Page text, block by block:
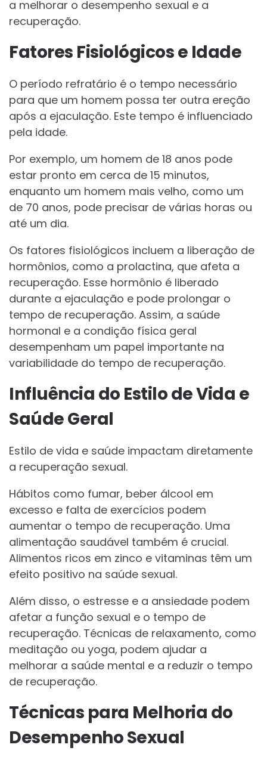
a melhorar o desempenho sexual e a
recuperação.
Fatores Fisiológicos e Idade
O período refratário é o tempo necessário
para que um homem possa ter outra ereção
após a ejaculação. Este tempo é influenciado
pela idade.
Por exemplo, um homem de 18 anos pode
estar pronto em cerca de 15 minutos,
enquanto um homem mais velho, como um
de 70 anos, pode precisar de várias horas ou
até um dia.
Os fatores fisiológicos incluem a liberação de
hormônios, como a prolactina, que afeta a
recuperação. Esse hormônio é liberado
durante a ejaculação e pode prolongar o
tempo de recuperação. Assim, a saúde
hormonal e a condição física geral
desempenham um papel importante na
variabilidade do tempo de recuperação.
Influência do Estilo de Vida e
Saúde Geral
Estilo de vida e saúde impactam diretamente
a recuperação sexual.
Hábitos como fumar, beber álcool em
excesso e falta de exercícios podem
aumentar o tempo de recuperação. Uma
alimentação saudável também é crucial.
Alimentos ricos em zinco e vitaminas têm um
efeito positivo na saúde sexual.
Além disso, o estresse e a ansiedade podem
afetar a função sexual e o tempo de
recuperação. Técnicas de relaxamento, como
meditação ou yoga, podem ajudar a
melhorar a saúde mental e a reduzir o tempo
de recuperação.
Técnicas para Melhoria do
Desempenho Sexual